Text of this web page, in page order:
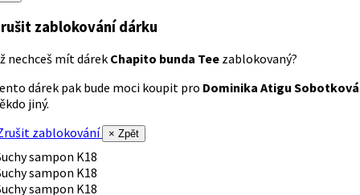
zablokování dárku
nechceš mít dárek Chapito bunda Tee zablokovaný?
dárek pak bude moci koupit pro Dominika Atigu Sobotková
jiný.
zablokování
× Zpět